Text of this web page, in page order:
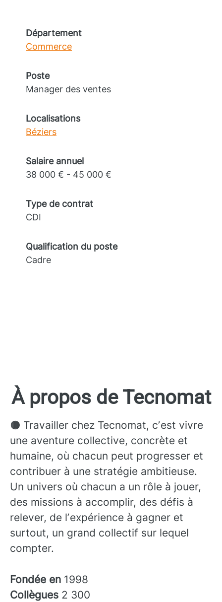
Département
Commerce
Poste
Manager des ventes
Localisations
Béziers
Salaire annuel
38 000 € - 45 000 €
Type de contrat
CDI
Qualification du poste
Cadre
À propos de Tecnomat
🟠 Travailler chez Tecnomat, cʼest vivre
une aventure collective, concrète et
humaine, où chacun peut progresser et
contribuer à une stratégie ambitieuse.
Un univers où chacun a un rôle à jouer,
des missions à accomplir, des défis à
relever, de lʼexpérience à gagner et
surtout, un grand collectif sur lequel
compter.
Fondée en 1998
Collègues 2 300